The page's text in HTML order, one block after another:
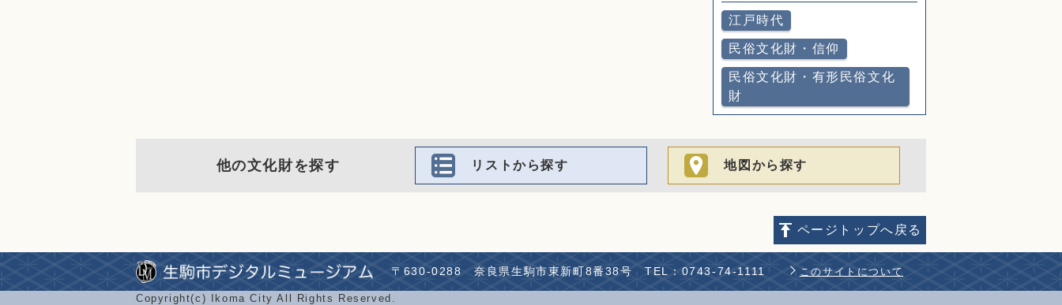
江戸時代
民俗文化財・信仰
民俗文化財・有形民俗文化
財
他の文化財を探す リストから探す 地図から探す
ページトップへ戻る
〒630-0288 奈良県生駒市東新町8番38号 TEL：0743-74-1111 このサイトについて
Copyright(c) Ikoma City All Rights Reserved.